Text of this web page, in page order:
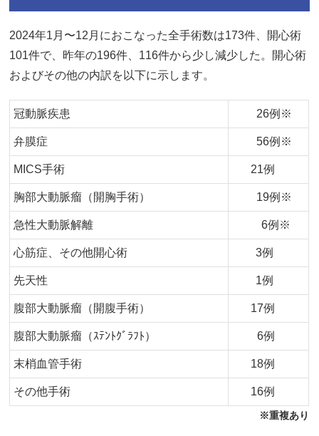
2024年1月〜12月におこなった全手術数は173件、開心術
101件で、昨年の196件、116件から少し減少した。開心術
およびその他の内訳を以下に示します。
※重複あり
冠動脈疾患 26例※
弁膜症 56例※
MICS手術 21例
胸部大動脈瘤（開胸手術） 19例※
急性大動脈解離 6例※
心筋症、その他開心術 3例
先天性 1例
腹部大動脈瘤（開腹手術） 17例
腹部大動脈瘤（ｽﾃﾝﾄｸﾞﾗﾌﾄ） 6例
末梢血管手術 18例
その他手術 16例